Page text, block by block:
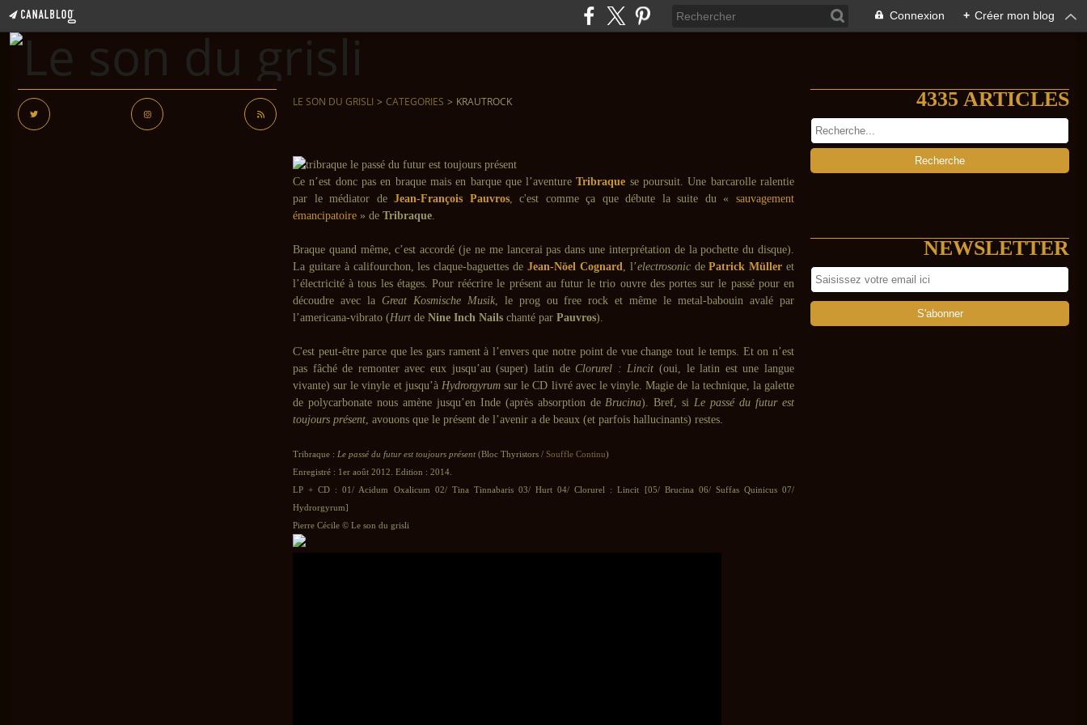
Connexion + Créer mon blog
LE SON DU GRISLI > CATEGORIES > KRAUTROCK
Ce n’est donc pas en braque mais en barque que l’aventureTribraque se poursuit. Une barcarolle ralentie
par le médiator deJean-François Pauvros, c'est comme ça que débute la suite du «sauvagement
émancipatoire » de Tribraque.
Braque quand même, c’est accordé (je ne me lancerai pas dans une interprétation de la pochette du disque).
La guitare à califourchon, les claque-baguettes de Jean-Nöel Cognard, l’electrosonicdePatrick Müller et
l’électricité à tous les étages. Pour réécrire le présent au futur le trio ouvre des portes sur le passé pour en
découdre avec la Great Kosmische Musik, le prog ou free rock et même le metal-babouin avalé par
l’americana-vibrato (Hurt de Nine Inch Nails chanté par Pauvros).
C'est peut-être parce que les gars rament à l’envers que notre point de vue change tout le temps. Et on n’est
pas fâché de remonter avec eux jusqu’au (super) latin deClorurel : Lincit (oui, le latin est une langue
vivante) sur le vinyle et jusqu’à Hydrorgyrumsur le CD livré avec le vinyle. Magie de la technique, la galette
de polycarbonate nous amène jusqu’en Inde (après absorption deBrucina). Bref, siLe passé du futur est
toujours présent, avouons que le présent de l’avenir a de beaux (et parfois hallucinants) restes.
Tribraque : Le passé du futur est toujours présent (Bloc Thyristors / Souffle Continu)
Enregistré : 1er août 2012. Edition : 2014.
LP + CD : 01/ Acidum Oxalicum 02/ Tina Tinnabaris 03/ Hurt 04/ Clorurel : Lincit [05/ Brucina 06/ Suffas Quinicus 07/
Hydrorgyrum]
Pierre Cécile © Le son du grisli
4335 ARTICLES
NEWSLETTER